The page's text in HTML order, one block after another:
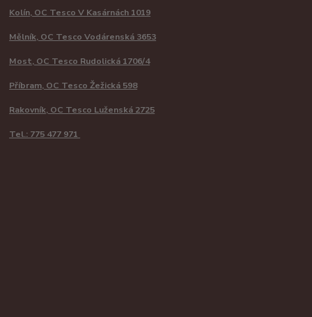
Kolín, OC Tesco V Kasárnách 1019
Mělník, OC Tesco Vodárenská 3653
Most, OC Tesco Rudolická 1706/4
Příbram, OC Tesco Žežická 598
Rakovník, OC Tesco Luženská 2725
Tel.: 775 477 971